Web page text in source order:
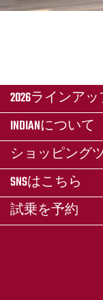
2026ラインア
INDIANについて
ショッピング
SNSはこちら
試乗を予約